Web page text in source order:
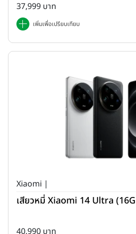
37,999 บาท
เพิ่มเพื่อเปรียบเทียบ
Xiaomi |
เสียวหมี่ Xiaomi 14 Ultra
40,990 บาท